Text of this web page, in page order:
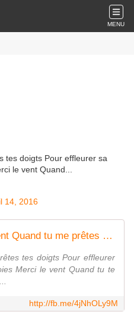
MENU
tes doigts Pour effleurer sa
le vent Quand...
14, 2016
Guy Garnier - Merci le vent Quand tu me prêtes tes doigts... | Facebook
tes doigts Pour effleurer
Merci le vent Quand tu te
http://fb.me/4jNhOLy9M